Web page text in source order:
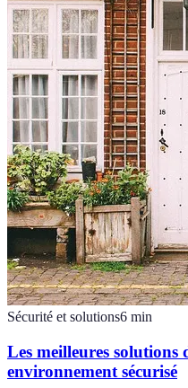
Sécurité et solutions6 min
Les meilleures
environnement sécurisé